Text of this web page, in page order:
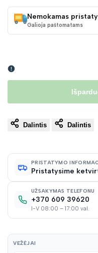
Nemokamas
Galioja paštomatams
Dalintis Dalintis
PRISTATYMO
Pristatysime
UŽSAKYMAS TELEFONU
+370 609 39620
I-V 08:00 – 17:00 val.
VEŽĖJAI